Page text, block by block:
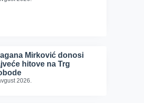
Mirković donosi
hitove na Trg
2026.